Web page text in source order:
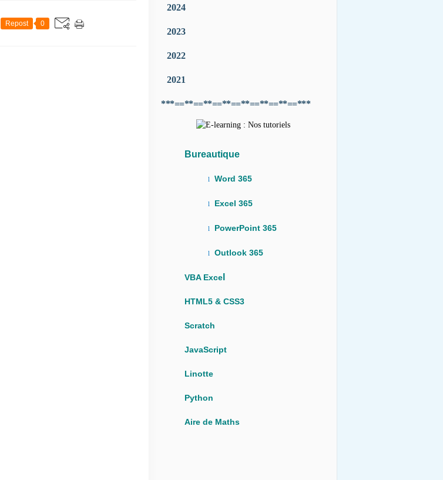
Repost 0
2024
2023
2022
2021
***==**==**==**==**==**==**==***
Bureautique
l Word 365
l Excel 365
l PowerPoint 365
l Outlook 365
VBA Exce
HTML5 & CSS3
Scratch
JavaScript
Linotte
Python
Aire de Maths